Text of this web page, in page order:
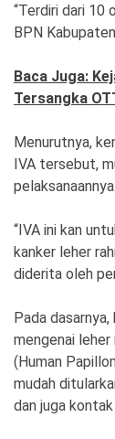
2026
News
Indonesia
.
Reserve
“Terdiri dari 10
BPN
Baca Juga:
Tersangka
Menurutnya,
IVA tersebut,
pelaksanaannya.
“IVA ini kan
kanker leher
diderita oleh
Pada
mengenai leher
(Human
mudah
dan juga